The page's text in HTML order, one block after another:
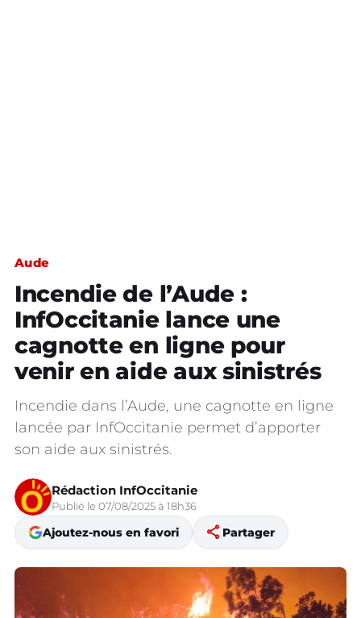
Aude
Incendie de l’Aude :
InfOccitanie lance une
cagnotte en ligne pour
venir en aide aux sinistrés
Incendie dans l’Aude, une cagnotte en ligne
lancée par InfOccitanie permet d’apporter
son aide aux sinistrés.
Rédaction InfOccitanie
Publié le 07/08/2025 à 18h36
Ajoutez-nous en favori share Partager